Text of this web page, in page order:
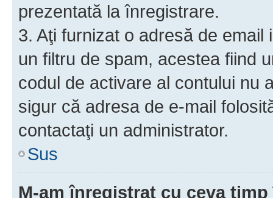
prezentată la înregistrare.
3. Aţi furnizat o adresă de
un filtru de spam, acestea fiind
codul de activare al contului nu
sigur că adresa de e-mail
contactaţi un administrator.
Sus
M-am înregistrat cu ceva